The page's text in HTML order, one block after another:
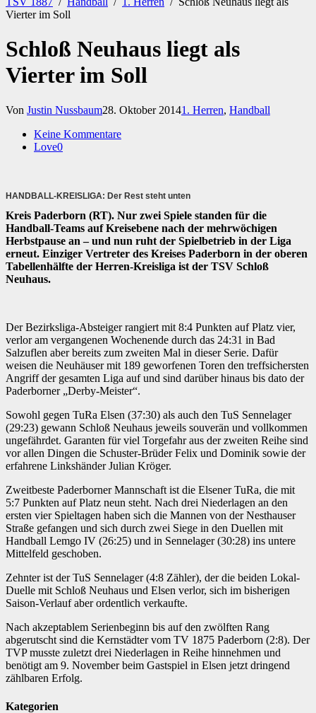
Vierter im Soll
Schloß Neuhaus liegt als
Vierter im Soll
Von Justin Nussbaum28. Oktober 20141. Herren, Handball
Keine Kommentare
Love0
HANDBALL-KREISLIGA: Der Rest steht unten
Kreis Paderborn (RT). Nur zwei Spiele standen für die
Handball-Teams auf Kreisebene nach der mehrwöchigen
Herbstpause an – und nun ruht der Spielbetrieb in der Liga
erneut. Einziger Vertreter des Kreises Paderborn in der oberen
Tabellenhälfte der Herren-Kreisliga ist der TSV Schloß
Neuhaus.
Der Bezirksliga-Absteiger rangiert mit 8:4 Punkten auf Platz vier,
verlor am vergangenen Wochenende durch das 24:31 in Bad
Salzuflen aber bereits zum zweiten Mal in dieser Serie. Dafür
weisen die Neuhäuser mit 189 geworfenen Toren den treffsichersten
Angriff der gesamten Liga auf und sind darüber hinaus bis dato der
Paderborner „Derby-Meister“.
Sowohl gegen TuRa Elsen (37:30) als auch den TuS Sennelager
(29:23) gewann Schloß Neuhaus jeweils souverän und vollkommen
ungefährdet. Garanten für viel Torgefahr aus der zweiten Reihe sind
vor allen Dingen die Schuster-Brüder Felix und Dominik sowie der
erfahrene Linkshänder Julian Kröger.
Zweitbeste Paderborner Mannschaft ist die Elsener TuRa, die mit
5:7 Punkten auf Platz neun steht. Nach drei Niederlagen an den
ersten vier Spieltagen haben sich die Mannen von der Nesthauser
Straße gefangen und sich durch zwei Siege in den Duellen mit
Handball Lemgo IV (26:25) und in Sennelager (30:28) ins untere
Mittelfeld geschoben.
Zehnter ist der TuS Sennelager (4:8 Zähler), der die beiden Lokal-
Duelle mit Schloß Neuhaus und Elsen verlor, sich im bisherigen
Saison-Verlauf aber ordentlich verkaufte.
Nach akzeptablem Serienbeginn bis auf den zwölften Rang
abgerutscht sind die Kernstädter vom TV 1875 Paderborn (2:8). Der
TVP musste zuletzt drei Niederlagen in Reihe hinnehmen und
benötigt am 9. November beim Gastspiel in Elsen jetzt dringend
zählbaren Erfolg.
Kategorien